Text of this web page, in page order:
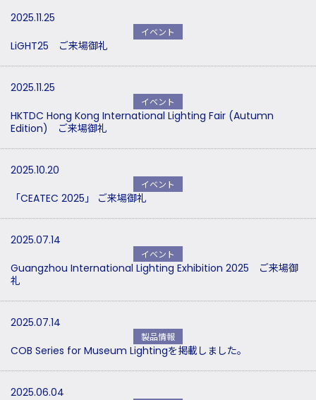
2025.11.25
イベント
LiGHT25 ご来場御礼
2025.11.25
イベント
HKTDC Hong Kong International Lighting Fair (Autumn
Edition) ご来場御礼
2025.10.20
イベント
「CEATEC 2025」 ご来場御礼
2025.07.14
イベント
Guangzhou International Lighting Exhibition 2025 ご来場御
礼
2025.07.14
製品情報
COB Series for Museum Lightingを掲載しました。
2025.06.04